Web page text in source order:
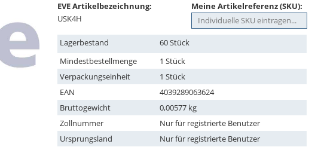
EVE Artikelbezeichnung:
USK4H
Meine Artikelreferenz (SKU):
Lagerbestand
60 Stück
Mindestbestellmenge
1 Stück
Verpackungseinheit
1 Stück
EAN
4039289063624
Bruttogewicht
0,00577 kg
Zollnummer
Nur für registrierte Benutzer
Ursprungsland
Nur für registrierte Benutzer